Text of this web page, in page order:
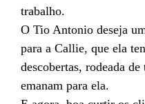
trabalho.
O Tio Antonio deseja
para a Callie, que ela
descobertas, rodeada
emanam para ela.